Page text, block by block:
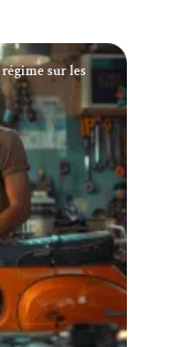
sur les